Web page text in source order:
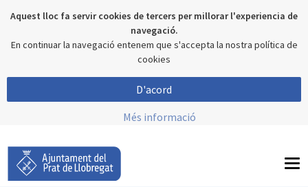
Aquest lloc fa servir cookies de tercers per millorar l'experiencia de
navegació.
En continuar la navegació entenem que s'accepta la nostra política de
cookies
D'acord
Més informació